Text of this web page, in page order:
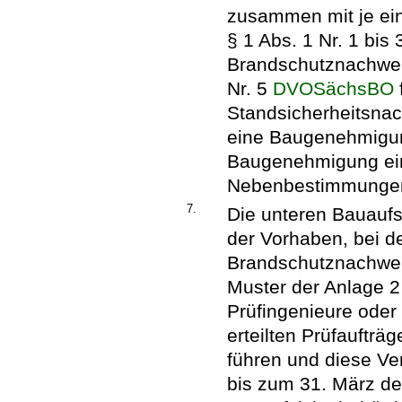
zusammen mit je
§ 1 Abs. 1 Nr. 1 bis
Nr. 5 DVOSächsBO
eine
Baugenehmigung
7.
Die unteren
der Vorhaben, bei
Muster der Anlage
Prüfingenieure
erteilten
führen und diese
bis zum 31. März